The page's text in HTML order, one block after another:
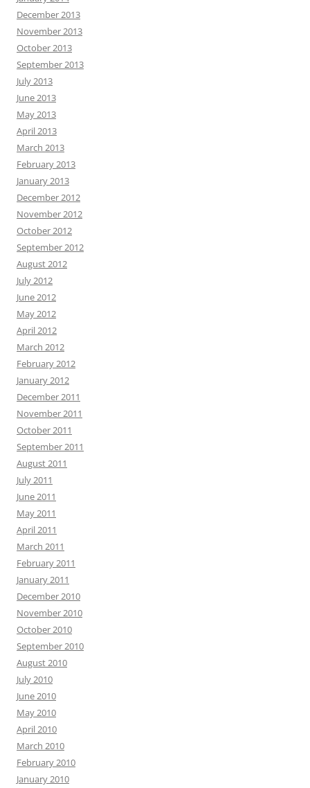
December 2013
November 2013
October 2013
September 2013
July 2013
June 2013
May 2013
April 2013
March 2013
February 2013
January 2013
December 2012
November 2012
October 2012
September 2012
August 2012
July 2012
June 2012
May 2012
April 2012
March 2012
February 2012
January 2012
December 2011
November 2011
October 2011
September 2011
August 2011
July 2011
June 2011
May 2011
April 2011
March 2011
February 2011
January 2011
December 2010
November 2010
October 2010
September 2010
August 2010
July 2010
June 2010
May 2010
April 2010
March 2010
February 2010
January 2010